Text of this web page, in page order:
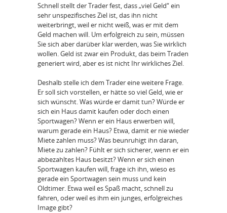
Schnell stellt der Trader fest, dass „viel Geld“ ein
sehr unspezifisches Ziel ist, das ihn nicht
weiterbringt, weil er nicht weiß, was er mit dem
Geld machen will. Um erfolgreich zu sein, müssen
Sie sich aber darüber klar werden, was Sie wirklich
wollen. Geld ist zwar ein Produkt, das beim Traden
generiert wird, aber es ist nicht Ihr wirkliches Ziel.
Deshalb stelle ich dem Trader eine weitere Frage.
Er soll sich vorstellen, er hätte so viel Geld, wie er
sich wünscht. Was würde er damit tun? Würde er
sich ein Haus damit kaufen oder doch einen
Sportwagen? Wenn er ein Haus erwerben will,
warum gerade ein Haus? Etwa, damit er nie wieder
Miete zahlen muss? Was beunruhigt ihn daran,
Miete zu zahlen? Fühlt er sich sicherer, wenn er ein
abbezahltes Haus besitzt? Wenn er sich einen
Sportwagen kaufen will, frage ich ihn, wieso es
gerade ein Sportwagen sein muss und kein
Oldtimer. Etwa weil es Spaß macht, schnell zu
fahren, oder weil es ihm ein junges, erfolgreiches
Image gibt?